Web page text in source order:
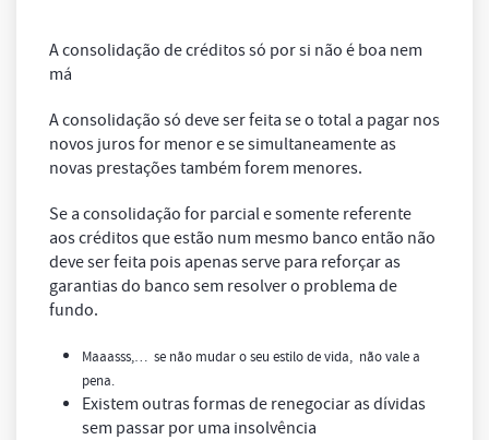
A consolidação de créditos só por si não é boa nem
má
A consolidação só deve ser feita se o total a pagar nos
novos juros for menor e se simultaneamente as
novas prestações também forem menores.
Se a consolidação for parcial e somente referente
aos créditos que estão num mesmo banco então não
deve ser feita pois apenas serve para reforçar as
garantias do banco sem resolver o problema de
fundo.
Maaasss,… se não mudar o seu estilo de vida, não vale a
pena.
Existem outras formas de renegociar as dívidas
sem passar por uma insolvência